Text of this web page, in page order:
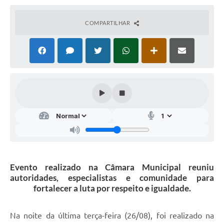
COMPARTILHAR
Evento realizado na Câmara Municipal reuniu
autoridades, especialistas e comunidade para
fortalecer a luta por respeito e igualdade.
Na noite da última terça-feira (26/08), foi realizado na